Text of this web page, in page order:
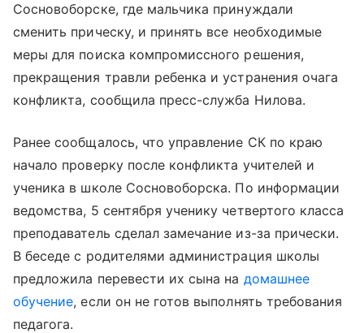
Сосновоборске, где мальчика принуждали
сменить прическу, и принять все необходимые
меры для поиска компромиссного решения,
прекращения травли ребенка и устранения очага
конфликта, сообщила пресс-служба Нилова.
Ранее сообщалось, что управление СК по краю
начало проверку после конфликта учителей и
ученика в школе Сосновоборска. По информации
ведомства, 5 сентября ученику четвертого класса
преподаватель сделал замечание из-за прически.
В беседе с родителями администрация школы
предложила перевести их сына на домашнее
обучение, если он не готов выполнять требования
педагога.